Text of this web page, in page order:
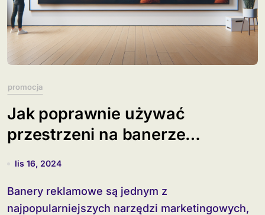
promocja
Jak poprawnie używać
przestrzeni na banerze
reklamowym?
lis 16, 2024
Banery reklamowe są jednym z
najpopularniejszych narzędzi marketingowych,